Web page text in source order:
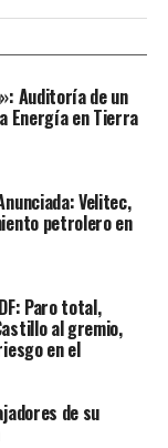
Auditoría de un
Energía en Tierra
Velitec,
petrolero en
Paro total,
al gremio,
en el
de su